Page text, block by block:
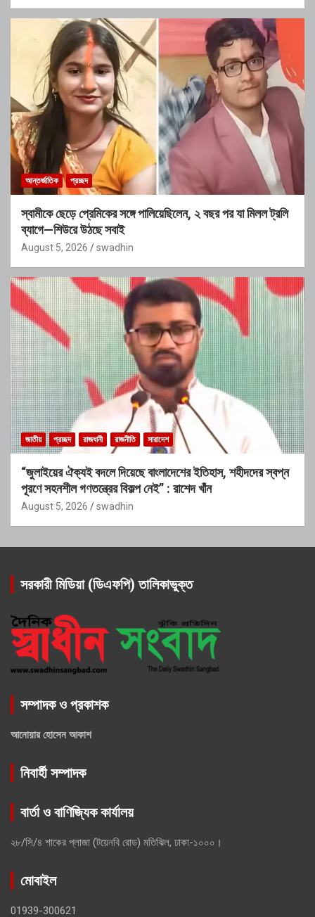
আন্তর্জাতিক প্রচ্ছদ
স্বামীকে ছেড়ে প্রেমিকের সঙ্গে পালিয়েছিলেন, ২ বছর পর যা মিলল ট্রলি
ব্যাগে—শিউরে উঠছে সবাই
August 5, 2026 swadhin
জাতীয় প্রচ্ছদ রাজধানী রাজনীতি সারাদেশ
“জুলাইয়ের ঐক্যই বদলে দিয়েছে বাংলাদেশের ইতিহাস, শহীদদের স্বপ্ন
পূরণে সহনশীল গণতন্ত্রের বিকল্প নেই” : রাশেদ খাঁন
August 5, 2026 swadhin
সরকারী মিডিয়া (ডিএফপি) তালিকাভুক্ত
সম্পাদক ও প্রকাশক
আনোয়ার হোসেন আকাশ
নিবার্হী সম্পাদক
বার্তা ও বাণিজ্যিক কার্যালয়
২৮/সি/৪ শাকের প্লাজা (টয়েনবি রোড) মতিঝিল, ঢাকা-১০০০।
মোবাইল
01939-300621